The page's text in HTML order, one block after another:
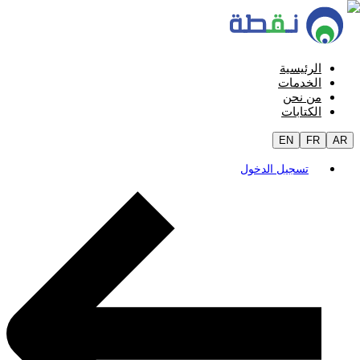
الرئيسية
الخدمات
من نحن
الكتابات
EN FR AR
تسجيل الدخول